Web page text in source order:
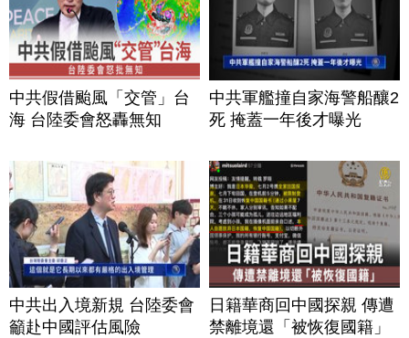
中共假借颱風「交管」台
海 台陸委會怒轟無知
中共軍艦撞自家海警船釀2
死 掩蓋一年後才曝光
中共出入境新規 台陸委會
籲赴中國評估風險
日籍華商回中國探親 傳遭
禁離境還「被恢復國籍」